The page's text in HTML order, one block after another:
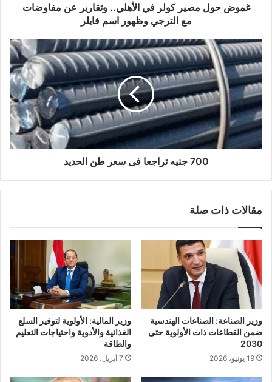
غموض حول مصير كولر في الأهلي.. وتقارير عن مفاوضات
مع الترجي وظهور اسم فايلر
700 جنيه تراجعا فى سعر طن الحديد
مقالات ذات صلة
وزير الصناعة: الصناعات الهندسية
ضمن القطاعات ذات الأولوية حتى
2030
19 يونيو، 2026
وزير المالية: الأولوية لتوفير السلع
الغذائية والأدوية واحتياجات التعليم
والطاقة
7 أبريل، 2026